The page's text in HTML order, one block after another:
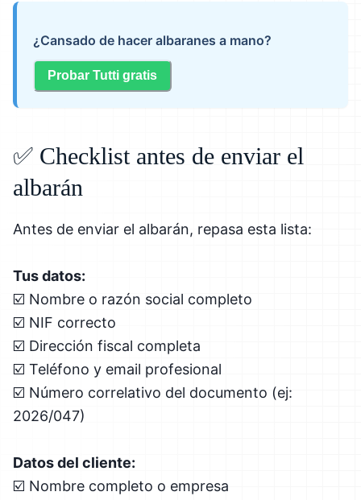
¿Cansado de hacer albaranes a mano?
Probar Tutti gratis
✅ Checklist antes de enviar el
albarán
Antes de enviar el albarán, repasa esta lista:
Tus datos:
☑️ Nombre o razón social completo
☑️ NIF correcto
☑️ Dirección fiscal completa
☑️ Teléfono y email profesional
☑️ Número correlativo del documento (ej:
2026/047)
Datos del cliente:
☑️ Nombre completo o empresa